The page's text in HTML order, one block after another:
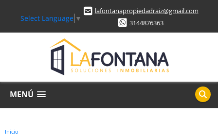
Select Language ▼
lafontanapropiedadraiz@gmail.com
3144876363
MENÚ
Inicio